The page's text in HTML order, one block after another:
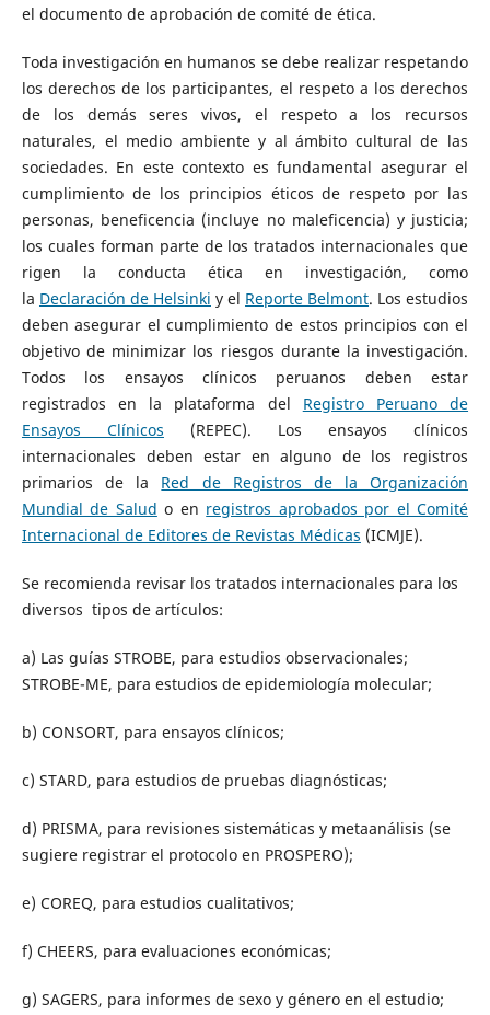
el documento de aprobación de comité de ética.
Toda investigación en humanos se debe realizar respetando
los derechos de los participantes, el respeto a los derechos
de los demás seres vivos, el respeto a los recursos
naturales, el medio ambiente y al ámbito cultural de las
sociedades. En este contexto es fundamental asegurar el
cumplimiento de los principios éticos de respeto por las
personas, beneficencia (incluye no maleficencia) y justicia;
los cuales forman parte de los tratados internacionales que
rigen la conducta ética en investigación, como
la Declaración de Helsinki y el Reporte Belmont. Los estudios
deben asegurar el cumplimiento de estos principios con el
objetivo de minimizar los riesgos durante la investigación.
Todos los ensayos clínicos peruanos deben estar
registrados en la plataforma del Registro Peruano de
Ensayos Clínicos (REPEC). Los ensayos clínicos
internacionales deben estar en alguno de los registros
primarios de la Red de Registros de la Organización
Mundial de Salud o en registros aprobados por el Comité
Internacional de Editores de Revistas Médicas (ICMJE).
Se recomienda revisar los tratados internacionales para los
diversos tipos de artículos:
a) Las guías STROBE, para estudios observacionales;
STROBE-ME, para estudios de epidemiología molecular;
b) CONSORT, para ensayos clínicos;
c) STARD, para estudios de pruebas diagnósticas;
d) PRISMA, para revisiones sistemáticas y metaanálisis (se
sugiere registrar el protocolo en PROSPERO);
e) COREQ, para estudios cualitativos;
f) CHEERS, para evaluaciones económicas;
g) SAGERS, para informes de sexo y género en el estudio;